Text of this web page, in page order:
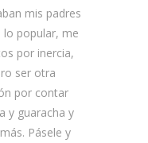
mis padres
lo popular, me
por inercia,
ser otra
por contar
y guaracha y
Pásele y